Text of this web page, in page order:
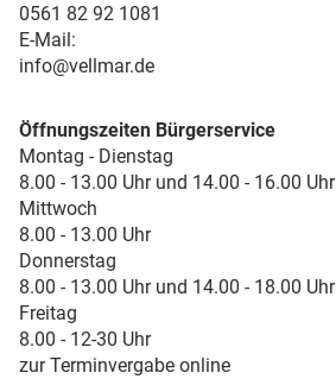
0561 82 92 1081
E-Mail:
info@vellmar.de
Öffnungszeiten Bürgerservice
Montag - Dienstag
8.00 - 13.00 Uhr und 14.00 - 16.00 Uhr
Mittwoch
8.00 - 13.00 Uhr
Donnerstag
8.00 - 13.00 Uhr und 14.00 - 18.00 Uhr
Freitag
8.00 - 12-30 Uhr
zur Terminvergabe online